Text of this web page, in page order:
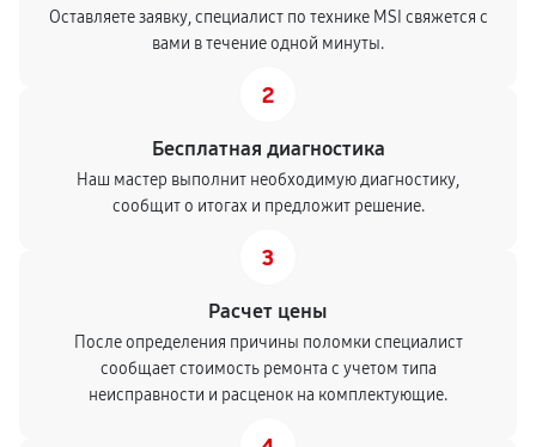
Оставляете заявку, специалист по технике MSI свяжется с
вами в течение одной минуты.
2
Бесплатная диагностика
Наш мастер выполнит необходимую диагностику,
сообщит о итогах и предложит решение.
3
Расчет цены
После определения причины поломки специалист
сообщает стоимость ремонта с учетом типа
неисправности и расценок на комплектующие.